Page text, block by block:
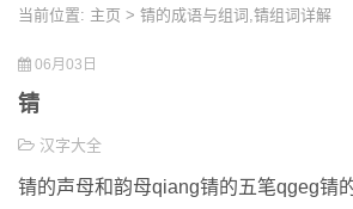
当前位置: 主页 > 锖的成语与组词,锖组词详解
06月03日
锖
汉字大全
锖的声母和韵母qiang锖的五笔qgeg锖